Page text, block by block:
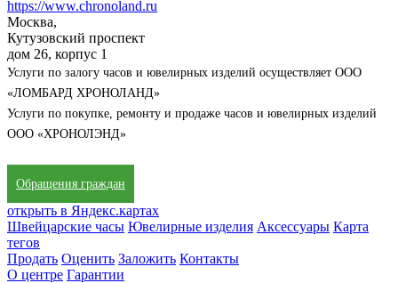
https://www.chronoland.ru
Москва,
Кутузовский проспект
дом 26, корпус 1
Услуги по залогу часов и ювелирных изделий осуществляет ООО
«ЛОМБАРД ХРОНОЛАНД»
Услуги по покупке, ремонту и продаже часов и ювелирных изделий
ООО «ХРОНОЛЭНД»
Обращения граждан
открыть в Яндекс.картах
Швейцарские часы Ювелирные изделия Аксессуары Карта
тегов
Продать Оценить Заложить Контакты
О центре Гарантии